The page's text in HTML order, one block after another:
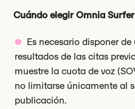
Cuándo elegir Omnia Surfer
Es necesario disponer
resultados de las citas
muestre la cuota de voz
no limitarse únicamente al
publicación.